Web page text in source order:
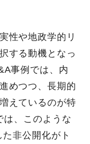
性や地政学的リ
する動機となっ
事例では、内
めつつ、長期的
えているのが特
は、このような
非公開化がト